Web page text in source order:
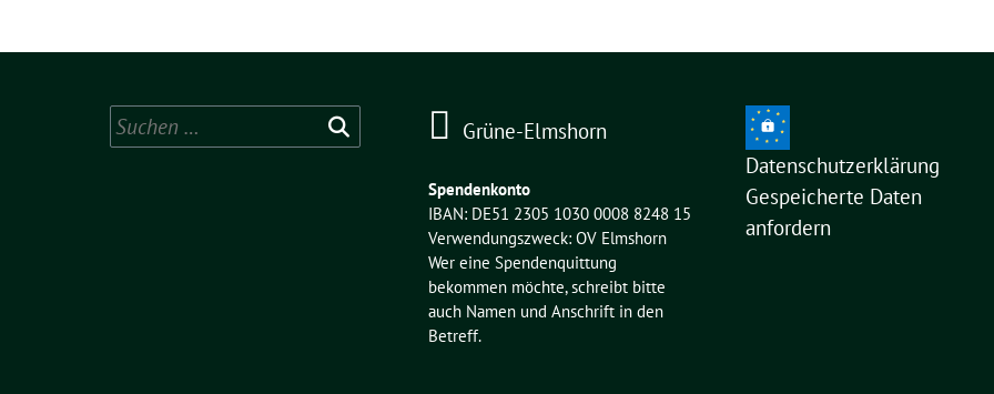
Suchen
nach:
Grüne-Elmshorn
Spendenkonto
IBAN: DE51 2305 1030 0008 8248 15
Verwendungszweck: OV Elmshorn
Wer eine Spendenquittung
bekommen möchte, schreibt bitte
auch Namen und Anschrift in den
Betreff.
Datenschutzerklärung
Gespeicherte Daten
anfordern